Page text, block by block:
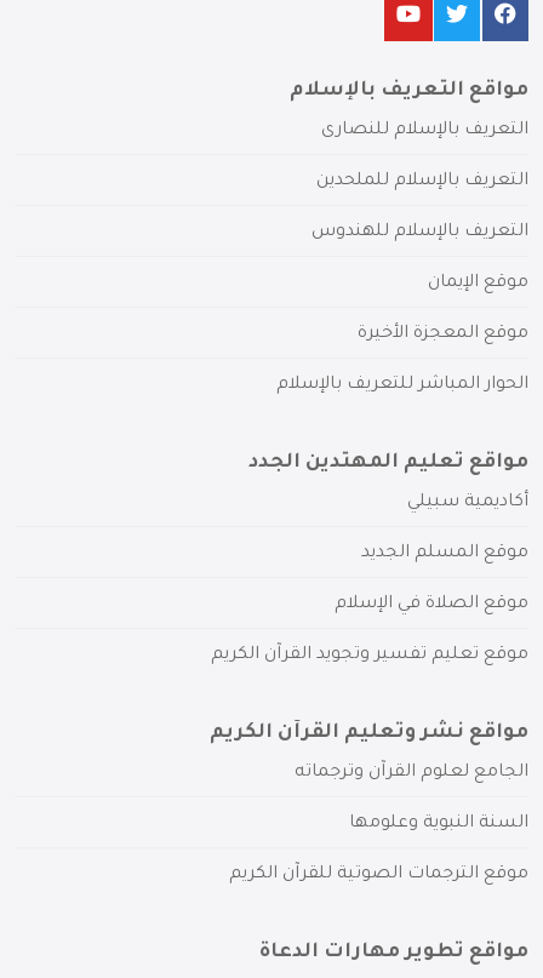
مواقع التعريف بالإسلام
التعريف بالإسلام للنصارى
التعريف بالإسلام للملحدين
التعريف بالإسلام للهندوس
موقع الإيمان
موقع المعجزة الأخيرة
الحوار المباشر للتعريف بالإسلام
مواقع تعليم المهتدين الجدد
أكاديمية سبيلي
موقع المسلم الجديد
موقع الصلاة في الإسلام
موقع تعليم تفسير وتجويد القرآن الكريم
مواقع نشر وتعليم القرآن الكريم
الجامع لعلوم القرآن وترجماته
السنة النبوية وعلومها
موقع الترجمات الصوتية للقرآن الكريم
مواقع تطوير مهارات الدعاة